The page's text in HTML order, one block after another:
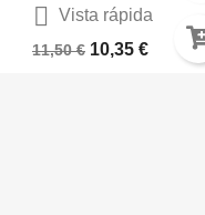

Vista rápida
SEMIBRILLANTE EN...
11,50 € 10,35 €